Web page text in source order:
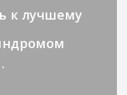
речи